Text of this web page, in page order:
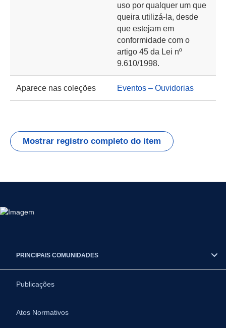
uso por qualquer um que
queira utilizá-la, desde
que estejam em
conformidade com o
artigo 45 da Lei nº
9.610/1998.
Aparece nas coleções Eventos – Ouvidorias
Mostrar registro completo do item
PRINCIPAIS COMUNIDADES
Publicações
Atos Normativos